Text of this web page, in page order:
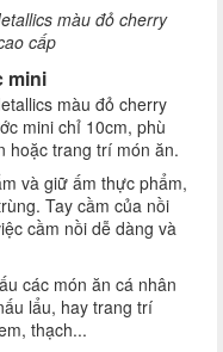
màu đỏ cherry
cấp
mini
màu đỏ cherry
mini chỉ 10cm, phù
hoặc trang trí món ăn.
và giữ ấm thực phẩm,
Tay cầm của nồi
cầm nồi dễ dàng và
các món ăn cá nhân
lẩu, hay trang trí
thạch...